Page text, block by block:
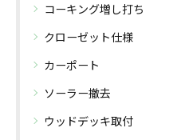
コーキング増し打ち
クローゼット仕様
カーポート
ソーラー撤去
ウッドデッキ取付